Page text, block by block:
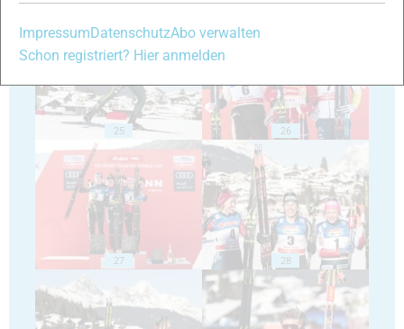
25 26
27 28
ImpressumDatenschutzAbo verwalten
Schon registriert? Hier anmelden